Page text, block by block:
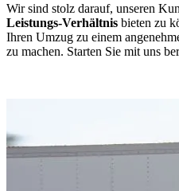
Wir sind stolz darauf, unseren
Leistungs-Verhältnis bieten zu
Ihren Umzug zu einem
zu machen. Starten Sie mit uns